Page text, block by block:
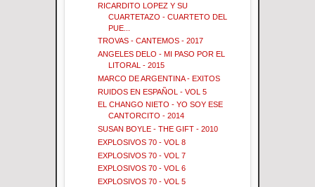
RICARDITO LOPEZ Y SU
CUARTETAZO - CUARTETO DEL
PUE...
TROVAS - CANTEMOS - 2017
ANGELES DELO - MI PASO POR EL
LITORAL - 2015
MARCO DE ARGENTINA - EXITOS
RUIDOS EN ESPAÑOL - VOL 5
EL CHANGO NIETO - YO SOY ESE
CANTORCITO - 2014
SUSAN BOYLE - THE GIFT - 2010
EXPLOSIVOS 70 - VOL 8
EXPLOSIVOS 70 - VOL 7
EXPLOSIVOS 70 - VOL 6
EXPLOSIVOS 70 - VOL 5